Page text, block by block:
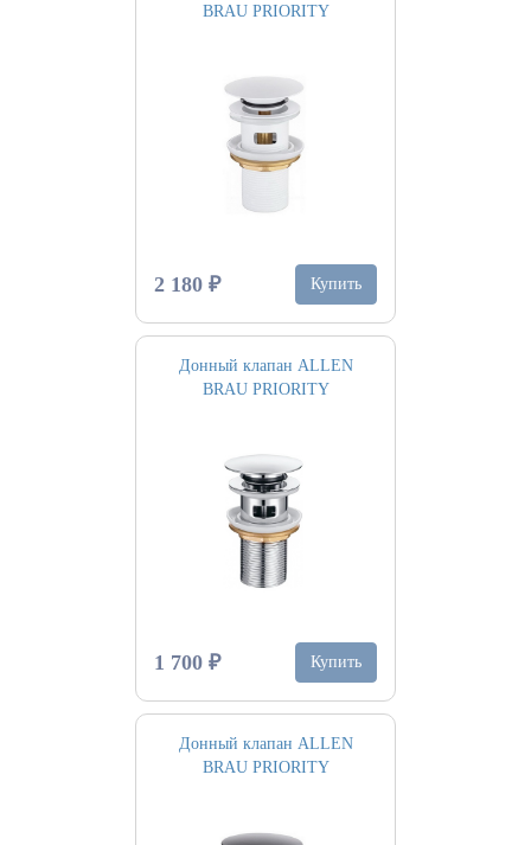
BRAU PRIORITY
2 180 ₽ Купить
Донный клапан ALLEN
BRAU PRIORITY
1 700 ₽ Купить
Донный клапан ALLEN
BRAU PRIORITY